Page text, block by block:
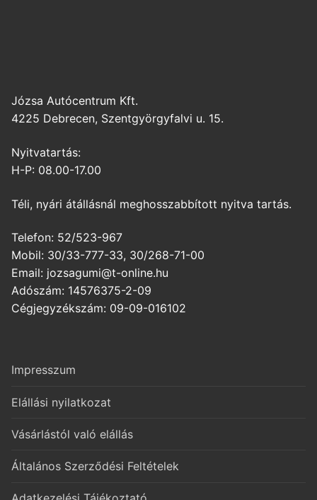
Józsa Autócentrum Kft.
4225 Debrecen, Szentgyörgyfalvi u. 15.
Nyitvatartás:
H-P: 08.00-17.00
Téli, nyári átállásnál meghosszabbított nyitva tartás.
Telefon: 52/523-967
Mobil: 30/33-777-33, 30/268-71-00
Email: jozsagumi@t-online.hu
Adószám: 14576375-2-09
Cégjegyzékszám: 09-09-016102
Impresszum
Elállási nyilatkozat
Vásárlástól való elállás
Általános Szerződési Feltételek